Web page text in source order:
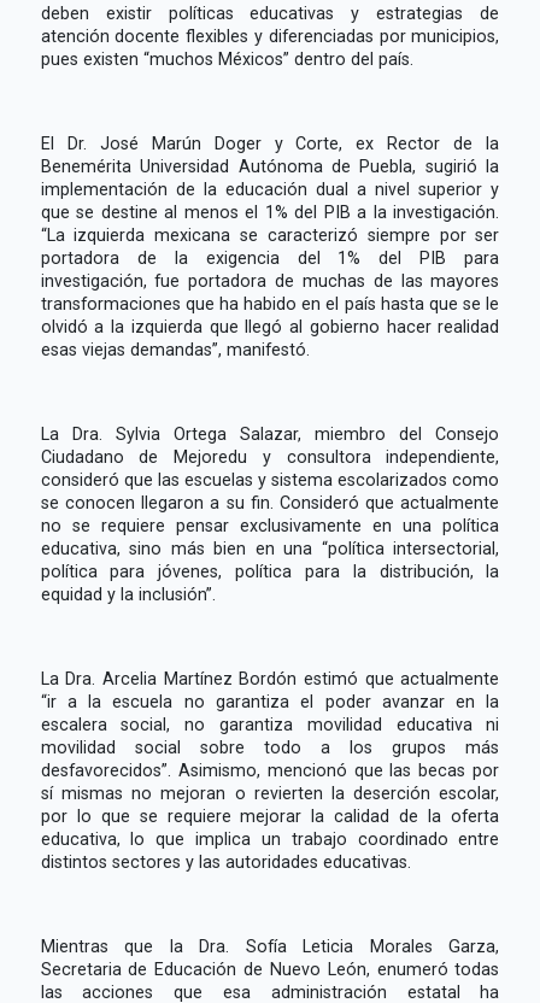
deben existir políticas educativas y estrategias de
atención docente flexibles y diferenciadas por municipios,
pues existen “muchos Méxicos” dentro del país.
El Dr. José Marún Doger y Corte, ex Rector de la
Benemérita Universidad Autónoma de Puebla, sugirió la
implementación de la educación dual a nivel superior y
que se destine al menos el 1% del PIB a la investigación.
“La izquierda mexicana se caracterizó siempre por ser
portadora de la exigencia del 1% del PIB para
investigación, fue portadora de muchas de las mayores
transformaciones que ha habido en el país hasta que se le
olvidó a la izquierda que llegó al gobierno hacer realidad
esas viejas demandas”, manifestó.
La Dra. Sylvia Ortega Salazar, miembro del Consejo
Ciudadano de Mejoredu y consultora independiente,
consideró que las escuelas y sistema escolarizados como
se conocen llegaron a su fin. Consideró que actualmente
no se requiere pensar exclusivamente en una política
educativa, sino más bien en una “política intersectorial,
política para jóvenes, política para la distribución, la
equidad y la inclusión”.
La Dra. Arcelia Martínez Bordón estimó que actualmente
“ir a la escuela no garantiza el poder avanzar en la
escalera social, no garantiza movilidad educativa ni
movilidad social sobre todo a los grupos más
desfavorecidos”. Asimismo, mencionó que las becas por
sí mismas no mejoran o revierten la deserción escolar,
por lo que se requiere mejorar la calidad de la oferta
educativa, lo que implica un trabajo coordinado entre
distintos sectores y las autoridades educativas.
Mientras que la Dra. Sofía Leticia Morales Garza,
Secretaria de Educación de Nuevo León, enumeró todas
las acciones que esa administración estatal ha